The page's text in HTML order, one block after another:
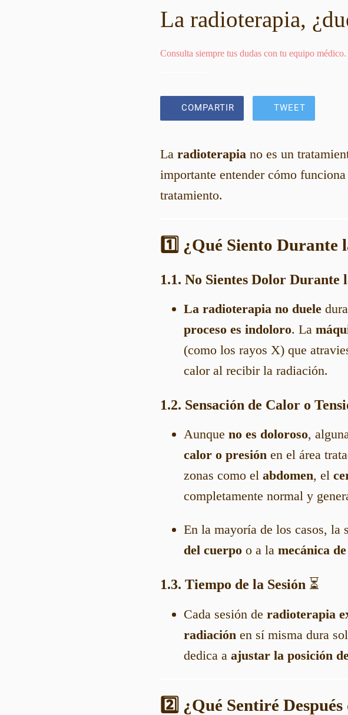
La radioterapia,
Consulta siempre tus dudas con tu equipo médico.
COMPARTIR TWEET
La radioterapia no es un
importante entender cómo
tratamiento.
1️⃣ ¿Qué Siento Durante
1.1. No Sientes Dolor Durante
La radioterapia no duele
proceso es indoloro. La
(como los rayos X) que
calor al recibir la radiación.
1.2. Sensación de Calor o
Aunque no es doloroso,
calor o presión en el área
zonas como el abdomen, el
completamente normal y
En la mayoría de los casos, la
del cuerpo o a la mecánica
1.3. Tiempo de la Sesión ⏳
Cada sesión de radioterapia
radiación en sí misma dura
dedica a ajustar la posición
2️⃣ ¿Qué Sentiré